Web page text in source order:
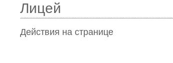
Лицей
Действия на странице